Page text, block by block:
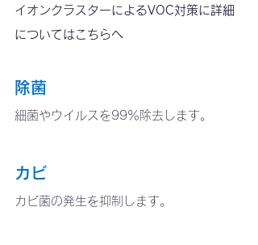
イオンクラスターによるVOC対策に詳細
についてはこちらへ
除菌
細菌やウイルスを99％除去します。
カビ
カビ菌の発生を抑制します。